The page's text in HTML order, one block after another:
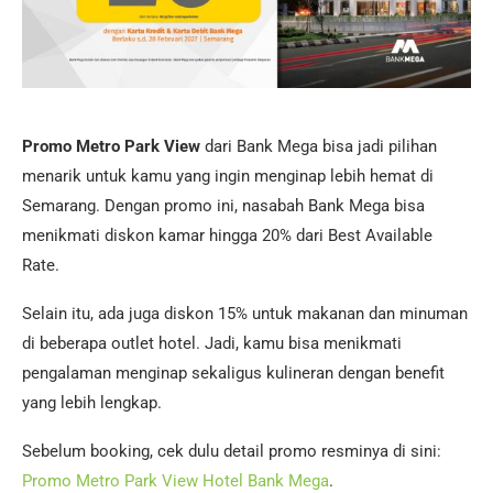
Promo Metro Park View dari Bank Mega bisa jadi pilihan
menarik untuk kamu yang ingin menginap lebih hemat di
Semarang. Dengan promo ini, nasabah Bank Mega bisa
menikmati diskon kamar hingga 20% dari Best Available
Rate.
Selain itu, ada juga diskon 15% untuk makanan dan minuman
di beberapa outlet hotel. Jadi, kamu bisa menikmati
pengalaman menginap sekaligus kulineran dengan benefit
yang lebih lengkap.
Sebelum booking, cek dulu detail promo resminya di sini:
Promo Metro Park View Hotel Bank Mega.